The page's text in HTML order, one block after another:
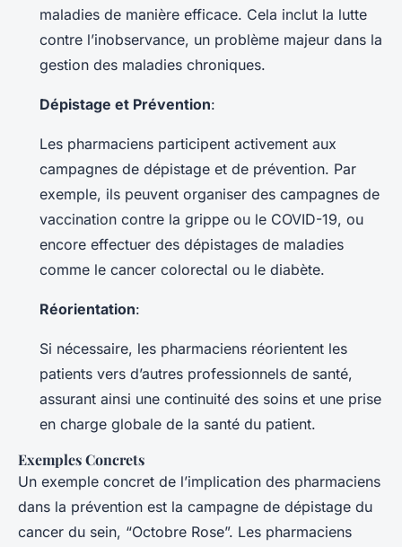
maladies de manière efficace. Cela inclut la lutte
contre l’inobservance, un problème majeur dans la
gestion des maladies chroniques.
Dépistage et Prévention:
Les pharmaciens participent activement aux
campagnes de dépistage et de prévention. Par
exemple, ils peuvent organiser des campagnes de
vaccination contre la grippe ou le COVID-19, ou
encore effectuer des dépistages de maladies
comme le cancer colorectal ou le diabète.
Réorientation:
Si nécessaire, les pharmaciens réorientent les
patients vers d’autres professionnels de santé,
assurant ainsi une continuité des soins et une prise
en charge globale de la santé du patient.
Exemples Concrets
Un exemple concret de l’implication des pharmaciens
dans la prévention est la campagne de dépistage du
cancer du sein, “Octobre Rose”. Les pharmaciens